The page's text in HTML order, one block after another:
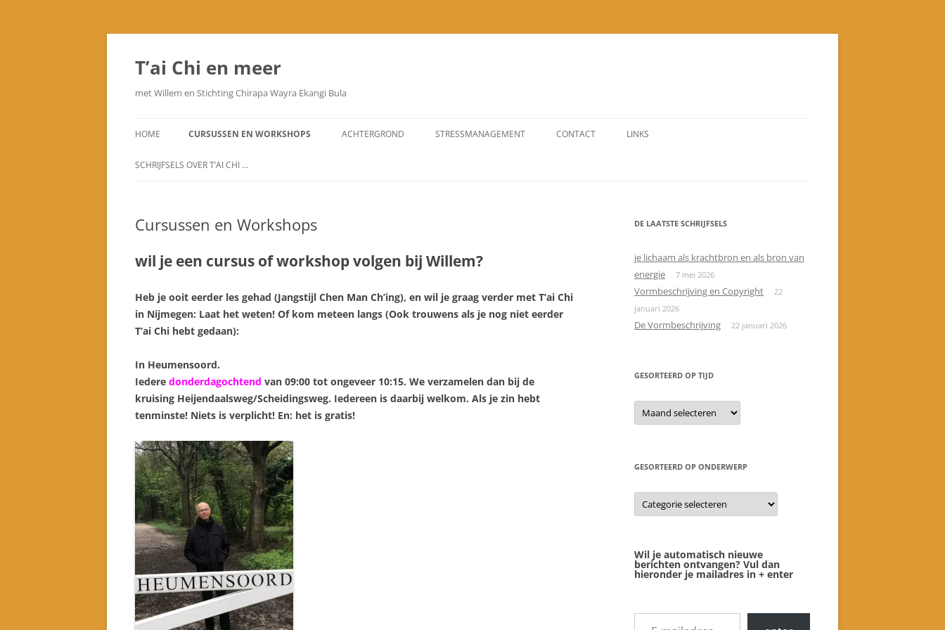
Ga
inhoud
T’ai Chi en meer
met Willem en Stichting Chirapa Wayra Ekangi Bula
HOME CURSUSSEN EN WORKSHOPS ACHTERGROND STRESSMANAGEMENT CONTACT LINKS
SCHRIJFSELS OVER T’AI CHI …
PRINCIPES VAN T’AI CHI
VORMBESCHRIJVING
Cursussen en Workshops
wil je een cursus of workshop volgen bij Willem?
Heb je ooit eerder les gehad (Jangstijl Chen Man Ch’ing), en wil je graag verder met T’ai Chi
in Nijmegen: Laat het weten! Of kom meteen langs (Ook trouwens als je nog niet eerder
T’ai Chi hebt gedaan):
In Heumensoord.
Iedere donderdagochtend van 09:00 tot ongeveer 10:15. We verzamelen dan bij de
kruising Heijendaalsweg/Scheidingsweg. Iedereen is daarbij welkom. Als je zin hebt
tenminste! Niets is verplicht! En: het is gratis!
DE LAATSTE SCHRIJFSELS
je lichaam als krachtbron en als bron van
energie
7 mei 2026
Vormbeschrijving en Copyright
22
januari 2026
De Vormbeschrijving 22 januari 2026
GESORTEERD OP TIJD
gesorteerd
op
tijd
GESORTEERD OP ONDERWERP
gesorteerd
op
onderwerp
Wil je automatisch nieuwe
berichten ontvangen? Vul dan
hieronder je mailadres in + enter
E-mailadres